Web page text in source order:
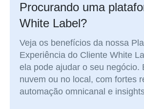
Procurando uma
White Label?
Veja os benefícios da nossa
Experiência do Cliente White
ela pode ajudar o seu negócio.
nuvem ou no local, com fortes
automação omnicanal e